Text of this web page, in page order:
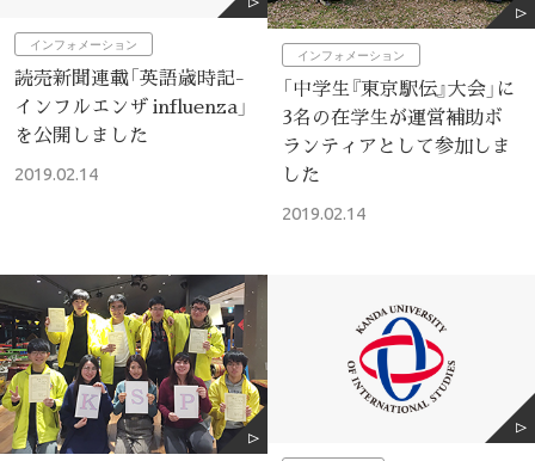
インフォメーション
読売新聞連載「英語歳時記-
インフルエンザ influenza」
を公開しました
2019.02.14
インフォメーション
「中学生『東京駅伝』大会」に
3名の在学生が運営補助ボ
ランティアとして参加しま
した
2019.02.14